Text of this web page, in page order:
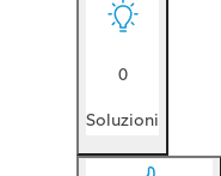
0
Soluzioni